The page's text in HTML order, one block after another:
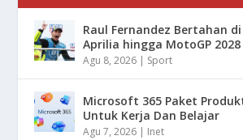
Raul Fernandez Bertahan
Aprilia hingga MotoGP 2028
Agu 8, 2026 Sport
Microsoft 365 Paket
Untuk Kerja Dan Belajar
Agu 7, 2026 Inet